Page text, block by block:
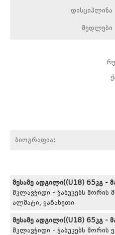
დისციპლინა
მედლები
ბიოგრაფია:
მესამე ადგილი((U18) 65კგ -
მკლავჭიდი - ჭაბუკებს
ალმატი, ყაზახეთი
მესამე ადგილი((U18) 65კგ -
მკლავჭიდი - ჭაბუკებს შორის